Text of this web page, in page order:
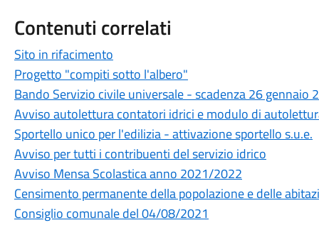
Contenuti correlati
Sito in rifacimento
Progetto "compiti sotto l'albero"
Bando Servizio civile universale - scadenza 26 gennaio
Avviso autolettura contatori idrici e modulo di
Sportello unico per l'edilizia - attivazione sportello s.u.e.
Avviso per tutti i contribuenti del servizio idrico
Avviso Mensa Scolastica anno 2021/2022
Censimento permanente della popolazione e delle
Consiglio comunale del 04/08/2021